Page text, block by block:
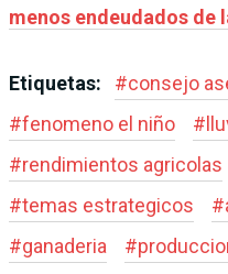
menos endeudados de
Etiquetas: #consejo
#fenomeno el niño #
#rendimientos agricolas
#temas estrategicos #
#ganaderia #